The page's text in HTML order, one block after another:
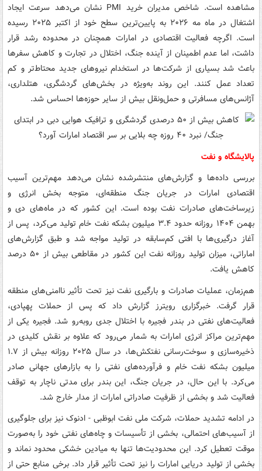
مشاهده است. شاخص مدیران خرید PMI نشان می‌دهد سرعت ایجاد
اشتغال در ماه مه ۲۰۲۶ به پایین‌ترین سطح خود از اکتبر ۲۰۲۵ رسیده
است. اگرچه فعالیت اقتصادی در امارات همچنان در محدوده رشد قرار
داشت، اما عدم اطمینان از آینده جنگ، اختلال در تجارت و کاهش سفرها
باعث شد بسیاری از شرکت‌ها در استخدام نیروهای جدید محتاط‌تر و کم
تعداد عمل کنند. این روند به‌ویژه در بخش‌های گردشگری، هتلداری،
آژانس‌های مسافرتی و حمل‌ونقل بیش از سایر حوزه‌ها احساس شد.
پالایشگاه و نفت
بررسی داده‌ها و گزارش‌های منتشرشده نشان می‌دهد مهم‌ترین آسیب
اقتصادی امارات در جریان جنگ منطقه‌ای، متوجه بخش انرژی و
زیرساخت‌های صادرات نفت بوده است. این کشور که در ماه‌های دی و
بهمن ۱۴۰۴ روزانه حدود ۳.۴ میلیون بشکه نفت خام تولید می‌کرد، پس از
آغاز درگیری‌ها با افتی کم‌سابقه در تولید مواجه شد و طبق گزارش‌های
اماراتی، میزان تولید روزانه نفت این کشور در مقاطعی بیش از ۵۰ درصد
کاهش یافت.
هم‌زمان، عملیات صادرات و بارگیری نفت نیز تحت تأثیر ناامنی‌های منطقه
قرار گرفت. خبرگزاری رویترز گزارش داد که پس از حملات پهپادی،
فعالیت‌های نفتی در بندر فجیره با اختلال جدی روبه‌رو شد. فجیره یکی از
مهم‌ترین مراکز انرژی امارات به شمار می‌رود که علاوه بر نقش کلیدی در
ذخیره‌سازی و سوخت‌رسانی نفتکش‌ها، در سال ۲۰۲۵ روزانه بیش از ۱.۷
میلیون بشکه نفت خام و فرآورده‌های نفتی را به بازارهای جهانی صادر
می‌کرد. با این حال، در جریان جنگ، این بندر برای مدتی ناچار به توقف
فعالیت شد و بخشی از ظرفیت صادراتی امارات از مدار خارج شد.
در ادامه تشدید حملات، شرکت ملی نفت ابوظبی - ادنوک نیز برای جلوگیری
از آسیب‌های احتمالی، بخشی از تأسیسات و چاه‌های نفتی خود را به‌صورت
موقت تعطیل کرد. این محدودیت‌ها تنها به میادین خشکی محدود نماند و
بخشی از تولید دریایی امارات را نیز تحت تأثیر قرار داد. برخی منابع حتی از